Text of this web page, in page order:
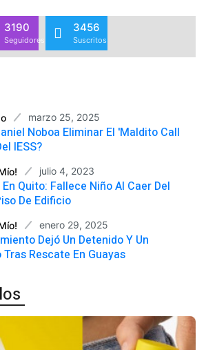
3190
Seguidores
3456
Suscritos
marzo 25, 2025
Noboa Eliminar El 'maldito Call
IESS?
julio 4, 2023
Quito: Fallece Niño Al Caer Del
De Edificio
enero 29, 2025
Dejó Un Detenido Y Un
Rescate En Guayas